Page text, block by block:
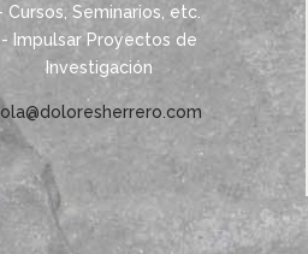
Cursos, Seminarios, etc.
- Impulsar Proyectos de
Investigación